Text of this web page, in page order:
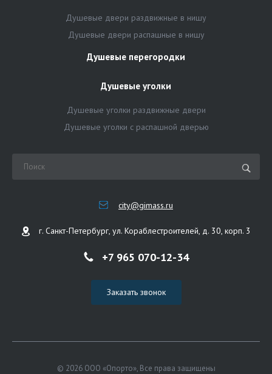
Душевые двери раздвижные в нишу
Душевые двери распашные в нишу
Душевые перегородки
Душевые уголки
Душевые уголки раздвижные двери
Душевые уголки с распашной дверью
city@gimass.ru
г. Санкт-Петербург, ул. Кораблестроителей, д. 30, корп. 3
+7 965 070-12-34
Заказать звонок
© 2026 ООО «Опорто», Все права защищены